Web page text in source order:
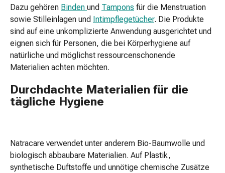
&
Mineralstoffe
Vitamine
Mineralstoffe
Kombipräparate
Zahn-
Mundgesundheit
Kariesprophylaxe
(Xerostomie)
Munddesinfektionsmittel
Aphten
Dazu gehören Binden und Tampons für die Menstruation
sowie Stilleinlagen und Intimpflegetücher. Die Produkte
sind auf eine unkomplizierte Anwendung ausgerichtet und
eignen sich für Personen, die bei Körperhygiene auf
natürliche und möglichst ressourcenschonende
Materialien achten möchten.
Durchdachte Materialien für die
tägliche Hygiene
Natracare verwendet unter anderem Bio-Baumwolle und
biologisch abbaubare Materialien. Auf Plastik,
synthetische Duftstoffe und unnötige chemische Zusätze